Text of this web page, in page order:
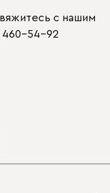
с нашим
460-54-92